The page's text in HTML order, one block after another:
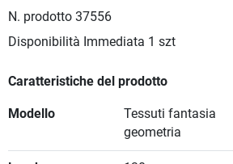
N. prodotto 37556
Disponibilità Immediata 1 szt
Caratteristiche del prodotto
Modello
Tessuti fantasia
geometria